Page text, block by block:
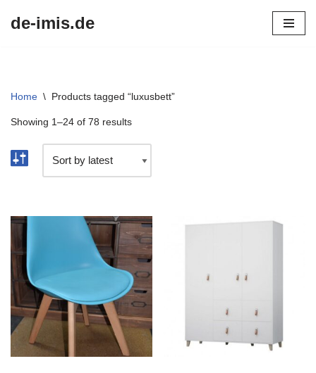
de-imis.de
Home \ Products tagged “luxusbett”
Showing 1–24 of 78 results